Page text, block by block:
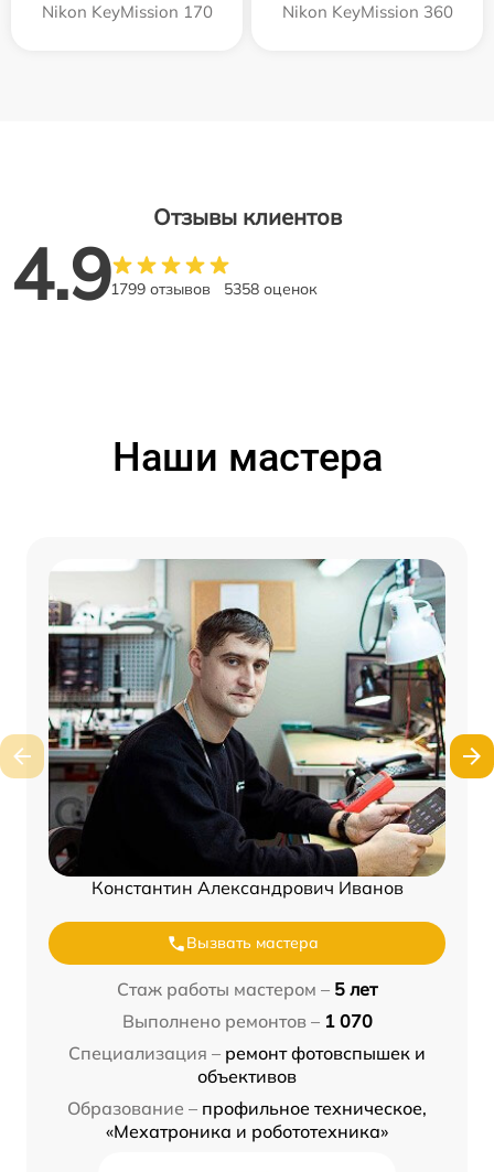
Nikon KeyMission 170 Nikon KeyMission 360
Отзывы клиентов
4.91799 отзывов 5358 оценок
Наши мастера
Константин Александрович Иванов
Вызвать мастера
Стаж работы мастером – 5 лет
Выполнено ремонтов – 1 070
Специализация – ремонт фотовспышек и
объективов
Образование – профильное техническое,
«Мехатроника и робототехника»